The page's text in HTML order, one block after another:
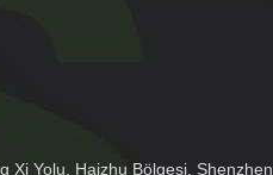
Xi Yolu, Haizhu Bölgesi, Shenzhen,